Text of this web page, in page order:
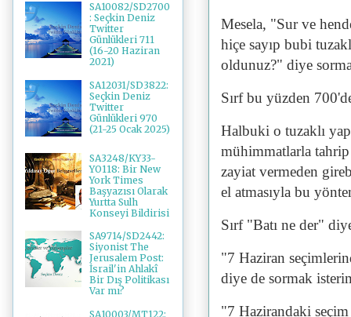
Mesela, "Sur ve
hiçe sayıp bubi
oldunuz?" diye
Sırf bu yüzden
Halbuki o tuzaklı
mühimmatlarla
zayiat vermeden
el atmasıyla bu
Sırf "Batı ne der"
"7 Haziran
diye de sormak
"7 Hazirandaki
SA10082/SD2700
: Seçkin Deniz
Twitter
Günlükleri 711
(16-20 Haziran
2021)
SA12031/SD3822:
Seçkin Deniz
Twitter
Günlükleri 970
(21-25 Ocak 2025)
SA3248/KY33-
YO118: Bir New
York Times
Başyazısı Olarak
Yurtta Sulh
Konseyi Bildirisi
SA9714/SD2442:
Siyonist The
Jerusalem Post:
İsrail'in Ahlakî
Bir Dış Politikası
Var mı?
SA10003/MT122: